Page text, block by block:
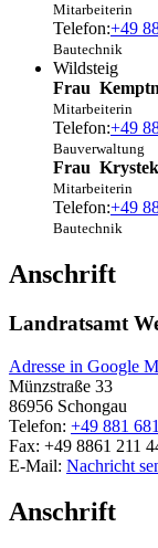
Mitarbeiterin
Telefon:+49
Bautechnik
Wildsteig
Frau
Mitarbeiterin
Telefon:+49
Bauverwaltung
Frau Krystek
Mitarbeiterin
Telefon:+49
Bautechnik
Anschrift
Landratsamt
Adresse in Google
Münzstraße 33
86956 Schongau
Telefon: +49 881
Fax: +49 8861 211
E-Mail: Nachricht
Anschrift